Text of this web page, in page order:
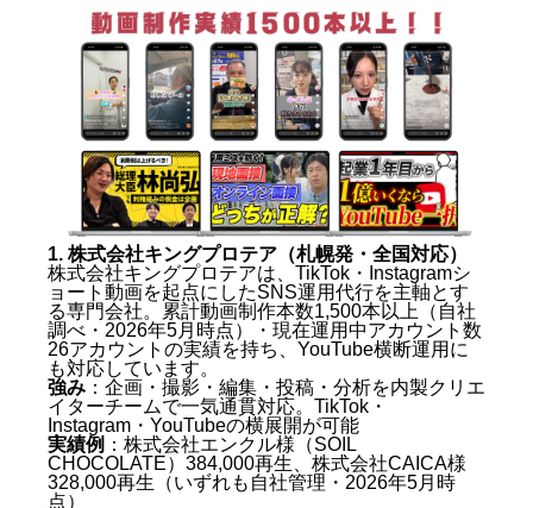
1. 株式会社キングプロテア（札幌発・全国対応）
株式会社キングプロテアは、TikTok・Instagramシ
ョート動画を起点にしたSNS運用代行を主軸とす
る専門会社。累計動画制作本数1,500本以上（自社
調べ・2026年5月時点）・現在運用中アカウント数
26アカウントの実績を持ち、YouTube横断運用に
も対応しています。
強み ：企画・撮影・編集・投稿・分析を内製クリエ
イターチームで一気通貫対応。TikTok・
Instagram・YouTubeの横展開が可能
実績例 ：株式会社エンクル様（SOIL
CHOCOLATE）384,000再生、株式会社CAICA様
328,000再生（いずれも自社管理・2026年5月時
点）